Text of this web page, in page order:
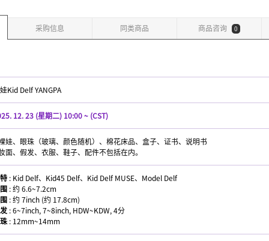
采购信息 同类商品 商品咨询 0
Kid Delf YANGPA
12. 23 (星期二) 10:00 ~ (CST)
娃、眼珠（玻璃、颜色随机）、棉花床品、盒子、证书、说明书
面、假发、衣服、鞋子、配件不包括在内。
: Kid Delf、Kid45 Delf、Kid Delf MUSE、Model Delf
: 约 6.6~7.2cm
: 约 7inch (约 17.8cm)
: 6~7inch, 7~8inch, HDW~KDW, 4分
: 12mm~14mm